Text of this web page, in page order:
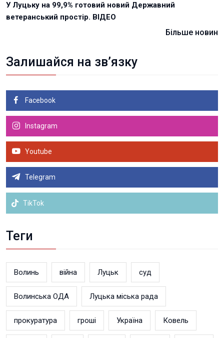
У Луцьку на 99,9% готовий новий Державний
ветеранський простір. ВІДЕО
Більше новин
Залишайся на зв’язку
Facebook
Instagram
Youtube
Telegram
TikTok
Теги
Волинь війна Луцьк суд
Волинська ОДА Луцька міська рада
прокуратура гроші Україна Ковель